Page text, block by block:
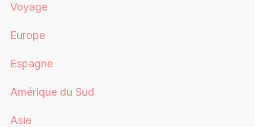
Voyage
Europe
Espagne
Amérique du Sud
Asie